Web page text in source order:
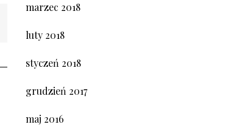
marzec 2018
luty 2018
styczeń 2018
grudzień 2017
maj 2016